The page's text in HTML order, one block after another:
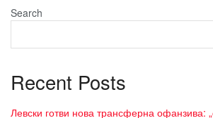
Search
Recent Posts
Левски готви нова трансферна офанзива: